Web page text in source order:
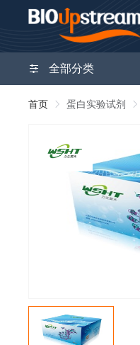
全部分类
首页 蛋白实验试剂